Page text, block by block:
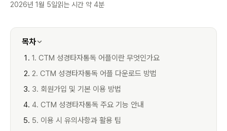
2026년 1월 5일읽는 시간 약 4분
목차
1. CTM 성경타자통독 어플이란 무엇인가요
2. CTM 성경타자통독 어플 다운로드 방법
3. 회원가입 및 기본 이용 방법
4. CTM 성경타자통독 주요 기능 안내
5. 이용 시 유의사항과 활용 팁